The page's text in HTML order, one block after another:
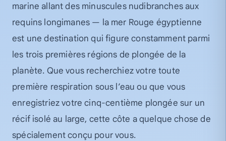
marine allant des minuscules nudibranches aux
requins longimanes — la mer Rouge égyptienne
est une destination qui figure constamment parmi
les trois premières régions de plongée de la
planète. Que vous recherchiez votre toute
première respiration sous l’eau ou que vous
enregistriez votre cinq-centième plongée sur un
récif isolé au large, cette côte a quelque chose de
spécialement conçu pour vous.